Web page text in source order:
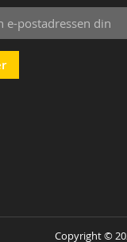
Copyright ©